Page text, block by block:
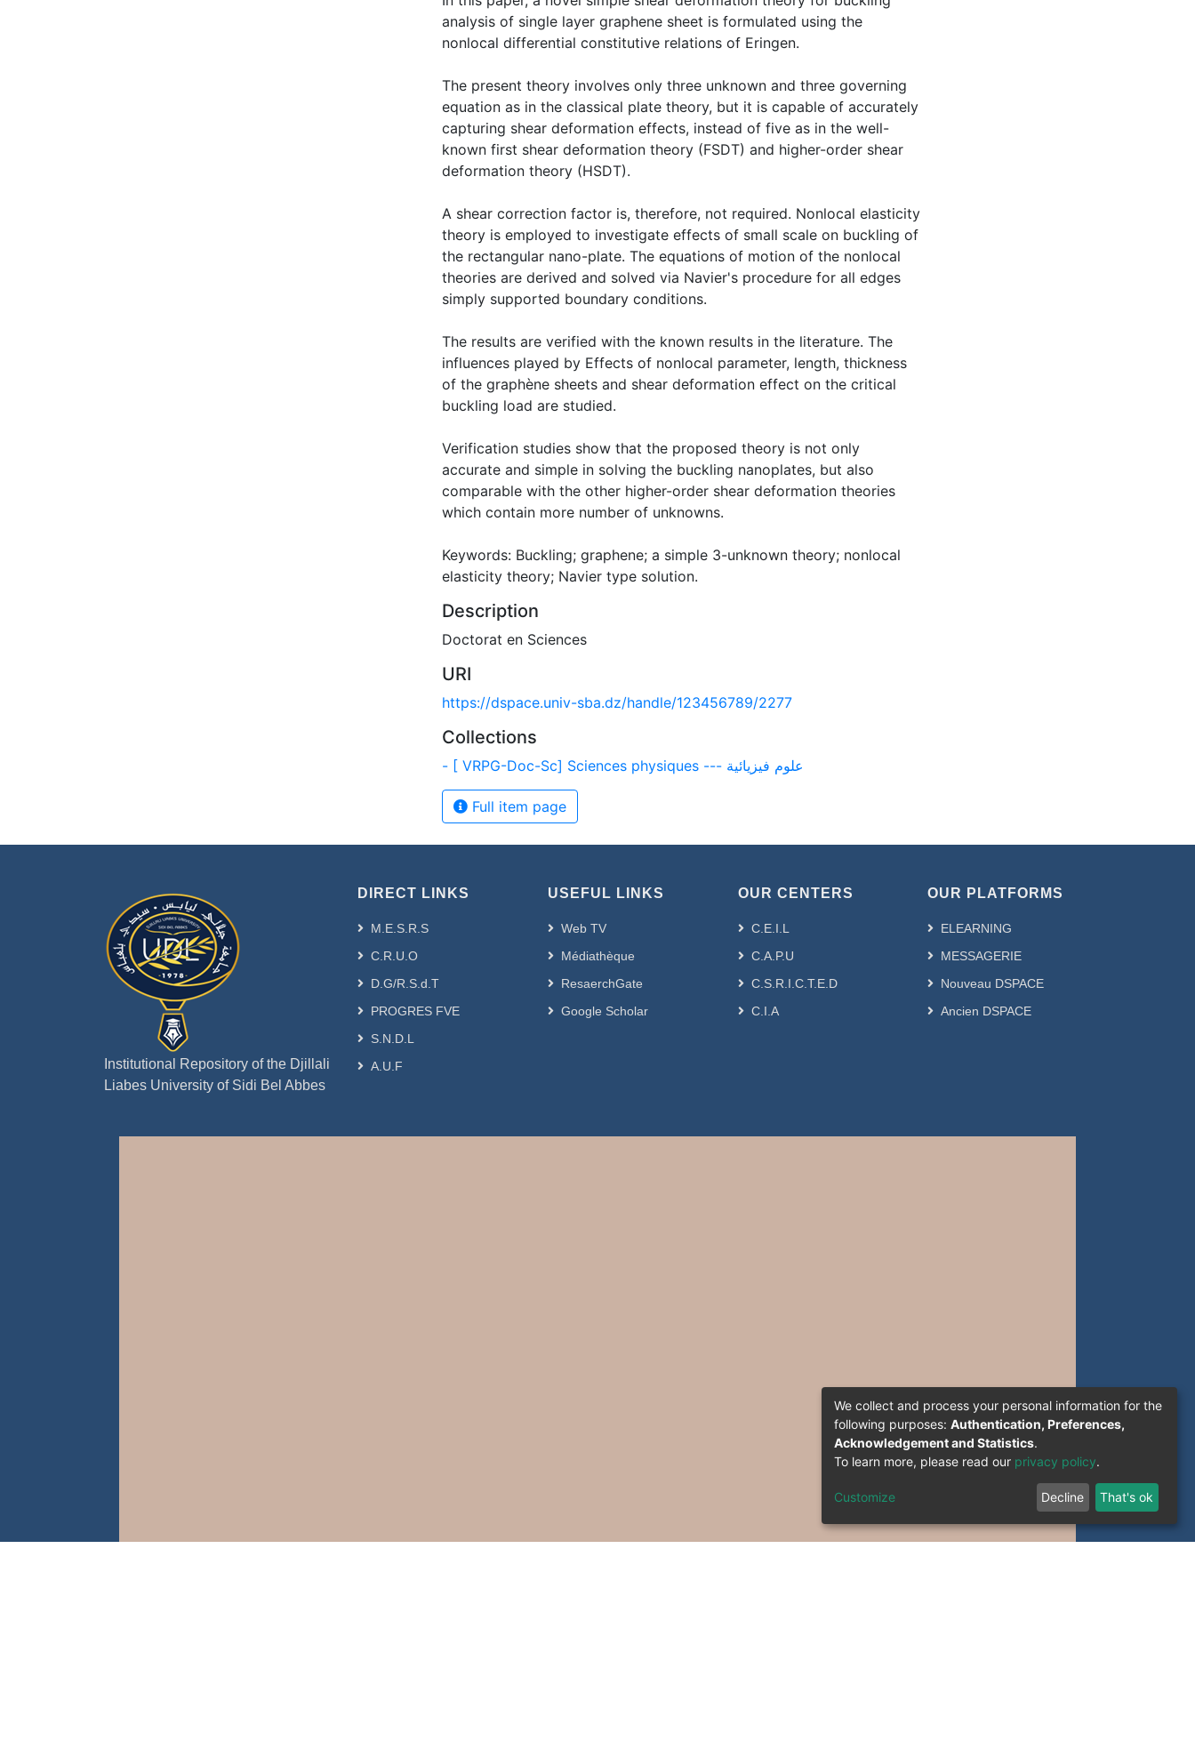
analysis of single layer graphene sheet is formulated using the
nonlocal differential constitutive relations of Eringen.
The present theory involves only three unknown and three governing
equation as in the classical plate theory, but it is capable of accurately
capturing shear deformation effects, instead of five as in the well-
known first shear deformation theory (FSDT) and higher-order shear
deformation theory (HSDT).
A shear correction factor is, therefore, not required. Nonlocal elasticity
theory is employed to investigate effects of small scale on buckling of
the rectangular nano-plate. The equations of motion of the nonlocal
theories are derived and solved via Navier's procedure for all edges
simply supported boundary conditions.
The results are verified with the known results in the literature. The
influences played by Effects of nonlocal parameter, length, thickness
of the graphène sheets and shear deformation effect on the critical
buckling load are studied.
Verification studies show that the proposed theory is not only
accurate and simple in solving the buckling nanoplates, but also
comparable with the other higher-order shear deformation theories
which contain more number of unknowns.
Keywords: Buckling; graphene; a simple 3-unknown theory; nonlocal
elasticity theory; Navier type solution.
Description
Doctorat en Sciences
URI
https://dspace.univ-sba.dz/handle/123456789/2277
Collections
- [ VRPG-Doc-Sc] Sciences physiques --- علوم فيزيائية
Full item page
Institutional Repository of the Djillali
Liabes University of Sidi Bel Abbes
DIRECT LINKS
M.E.S.R.S
C.R.U.O
D.G/R.S.d.T
PROGRES FVE
S.N.D.L
A.U.F
USEFUL LINKS
Web TV
Médiathèque
ResaerchGate
Google Scholar
OUR CENTERS
C.E.I.L
C.A.P.U
C.S.R.I.C.T.E.D
C.I.A
OUR PLATFORMS
ELEARNING
MESSAGERIE
Nouveau DSPACE
Ancien DSPACE
We collect and process your personal information for the
following purposes: Authentication, Preferences,
Acknowledgement and Statistics.
To learn more, please read our privacy policy.
Customize Decline That's ok